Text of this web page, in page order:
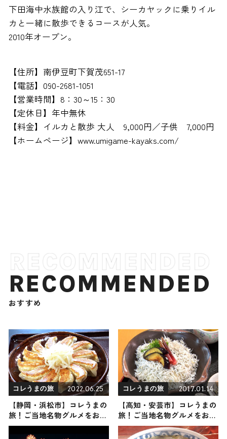
下田海中水族館の入り江で、シーカヤックに乗りイル
カと一緒に散歩できるコースが人気。
2010年オープン。
【住所】南伊豆町下賀茂651-17
【電話】090-2681-1051
【営業時間】8：30～15：30
【定休日】年中無休
【料金】イルカと散歩 大人 9,000円／子供 7,000円
【ホームページ】www.umigame-kayaks.com/
RECOMMENDED
おすすめ
コレうまの旅 2022.06.25
【静岡・浜松市】コレうまの
旅！ご当地名物グルメをお届
け
コレうまの旅 2017.01.14
【高知・安芸市】コレうまの
旅！ご当地名物グルメをお届
け